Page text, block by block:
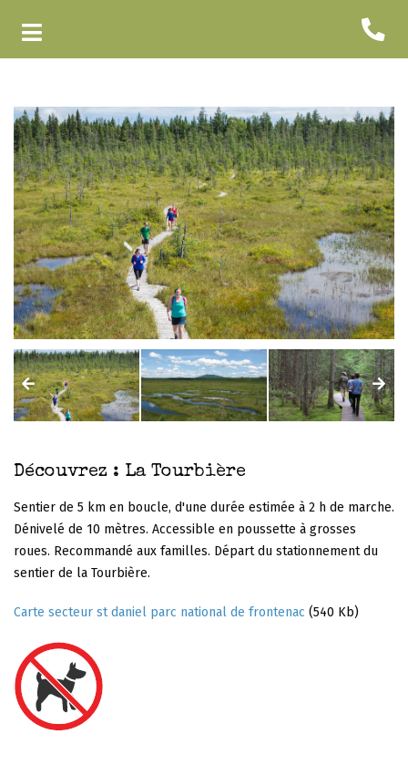
Découvrez : La Tourbière
Sentier de 5 km en boucle, d'une durée estimée à 2 h de marche.
Dénivelé de 10 mètres. Accessible en poussette à grosses
roues. Recommandé aux familles. Départ du stationnement du
sentier de la Tourbière.
Carte secteur st daniel parc national de frontenac (540 Kb)